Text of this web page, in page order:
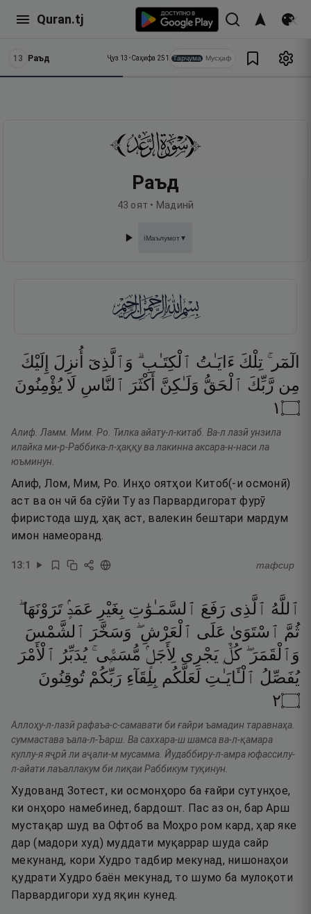
Quran.tj
13 Раъд Ҷуз 13 •Саҳифа 251 Тарҷума Мусҳаф
Раъд
43 оят • Мадинӣ
ℹ️Маълумот▼
الٓمٓر ۚ تِلْكَ ءَايَـٰتُ ٱلْكِتَـٰبِ ۗ وَٱلَّذِىٓ أُنزِلَ
إِلَيْكَ
مِن رَّبِّكَ ٱلْحَقُّ وَلَـٰكِنَّ أَكْثَرَ ٱلنَّاسِ لَا يُؤْمِنُونَ
۝١
Алиф. Ламм. Мим. Ро. Тилка айату-л-китаб. Ва-л лазӣ унзила
илайка ми-р-Раббика-л-ҳаққу ва лакинна аксара-н-наси ла
юъминун.
Алиф, Лом, Мим, Ро. Инҳо оятҳои Китоб(-и осмонӣ)
аст ва он чӣ ба сӯйи Ту аз Парвардигорат фурӯ
фиристода шуд, ҳақ аст, валекин бештари мардум
имон намеоранд.
13:1 тафсир
ٱللَّهُ ٱلَّذِى رَفَعَ ٱلسَّمَـٰوَٰتِ بِغَيْرِ عَمَدٍۢ تَرَوْنَهَا ۖ
ثُمَّ ٱسْتَوَىٰ عَلَى ٱلْعَرْشِ ۖ وَسَخَّرَ ٱلشَّمْسَ
وَٱلْقَمَرَ ۖ كُلٌّۭ يَجْرِى لِأَجَلٍۢ مُّسَمًّۭى ۚ يُدَبِّرُ ٱلْأَمْرَ
يُفَصِّلُ ٱلْـَٔايَـٰتِ لَعَلَّكُم بِلِقَآءِ رَبِّكُمْ تُوقِنُونَ
۝٢
Аллоҳу-л-лазӣ рафаъа-с-самавати би ғайри ъамадин таравнаҳа.
суммастава ъала-л-Ъарш. Ва саххара-ш шамса ва-л-қамара
куллу-я яҷрӣ ли аҷали-м мусамма. Йудаббиру-л-амра юфассилу-
л-айати лаъаллакум би лиқаи Раббикум туқинун.
Худованд Зотест, ки осмонҳоро ба ғайри сутунҳое,
ки онҳоро намебинед, бардошт. Пас аз он, бар Арш
мустақар шуд ва Офтоб ва Моҳро ром кард, ҳар яке
дар (мадори худ) муддати муқаррар шуда сайр
мекунанд, кори Худро тадбир мекунад, нишонаҳои
қудрати Худро баён мекунад, то шумо ба мулоқоти
Парвардигори худ яқин кунед.